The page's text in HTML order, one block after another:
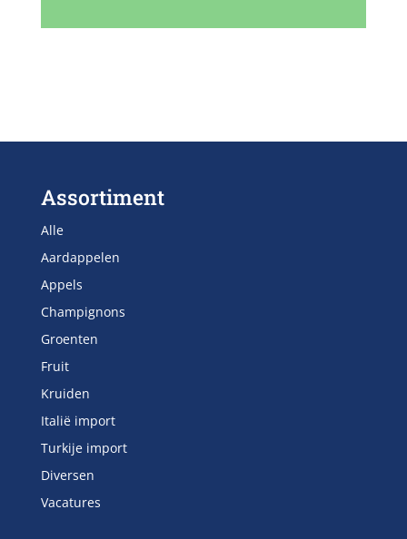
Assortiment
Alle
Aardappelen
Appels
Champignons
Groenten
Fruit
Kruiden
Italië import
Turkije import
Diversen
Vacatures